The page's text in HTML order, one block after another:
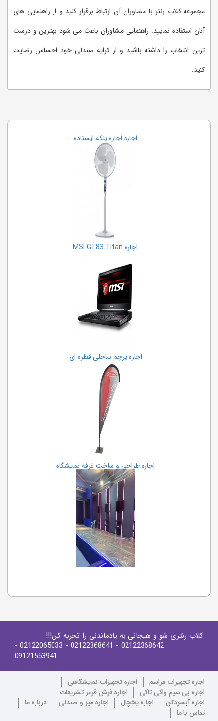
مجموعه کلاب رنتر با مشاوران آن ارتباط برقرار کنید و از راهنمایی های
آنان استفاده نمایید. راهنمایی مشاوران باعث می شود بهترین و درست
ترین انتخاب را داشته باشید و از کرایه صندلی خود احساس رضایت
کنید.
اجاره تخته وایت برد
کلاب رنتری شو و هیجانی به یادماندنی را تجربه کن!!!
02122368642
- 02122368641
- 02122065033
-
09121553941
اجاره تجهیزات مراسم
اجاره تجهیزات نمایشگاهی
اجاره بی سیم واکی تاکی
اجاره فرش قرمز تشریفات
اجاره آبسردکن
اجاره یخچال اجاره میز و صندلی
درباره ما
تماس با ما